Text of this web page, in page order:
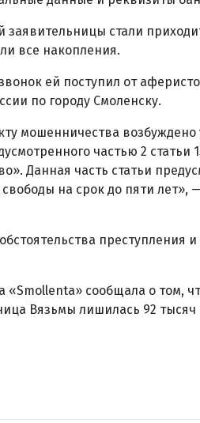
стали
все накопления.
ей поступил от
по городу Смоленску.
мошенничества возбуждено
частью 2 статьи
Данная часть статьи
на срок до пяти
преступления
«Smollenta» сообщала о том,
Вязьмы лишилась 92 тысяч